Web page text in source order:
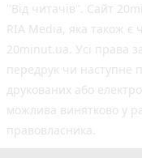
"Від читачів". Сайт
RIA Media, яка також є
20minut.ua. Усі права
передрук чи наступне
друкованих або
можлива винятково у
правовласника.